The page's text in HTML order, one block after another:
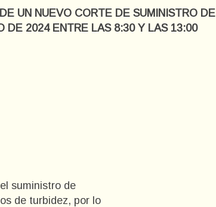
UN NUEVO CORTE DE SUMINISTRO DE
DE 2024 ENTRE LAS 8:30 Y LAS 13:00
suministro de
de turbidez, por lo